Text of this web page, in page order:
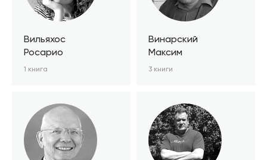
Вильяхос
Росарио
1 книга
Винарский
Максим
3 книги